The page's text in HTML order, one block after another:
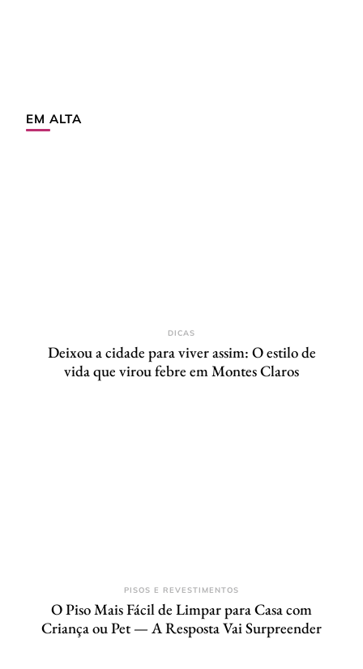
EM ALTA
DICAS
Deixou a cidade para viver assim: O estilo de
vida que virou febre em Montes Claros
PISOS E REVESTIMENTOS
O Piso Mais Fácil de Limpar para Casa com
Criança ou Pet — A Resposta Vai Surpreender